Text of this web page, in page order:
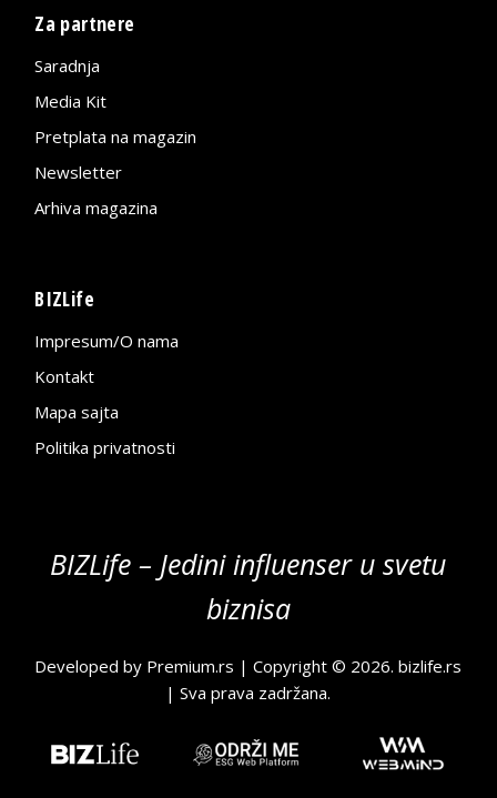
Za partnere
Saradnja
Media Kit
Pretplata na magazin
Newsletter
Arhiva magazina
BIZLife
Impresum/O nama
Kontakt
Mapa sajta
Politika privatnosti
BIZLife – Jedini influenser u svetu
biznisa
Developed by Premium.rs | Copyright © 2026.bizlife.rs
| Sva prava zadržana.